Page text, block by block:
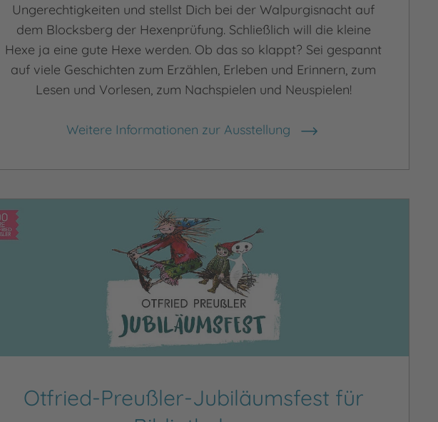
Ungerechtigkeiten und stellst Dich bei der Walpurgisnacht auf
dem Blocksberg der Hexenprüfung. Schließlich will die kleine
Hexe ja eine gute Hexe werden. Ob das so klappt? Sei gespannt
auf viele Geschichten zum Erzählen, Erleben und Erinnern, zum
Lesen und Vorlesen, zum Nachspielen und Neuspielen!
Weitere Informationen zur Ausstellung
Otfried-Preußler-Jubiläumsfest für